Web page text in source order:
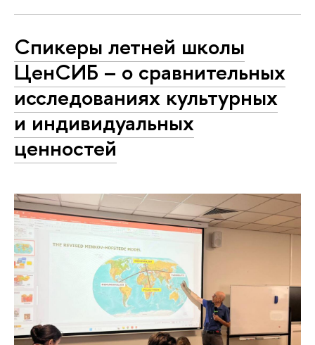
Спикеры летней школы
ЦенСИБ – о сравнительных
исследованиях культурных
и индивидуальных
ценностей